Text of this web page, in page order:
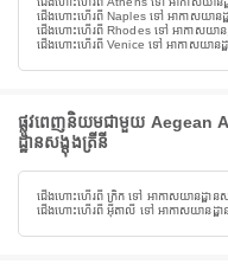
ជើងហោះហើរពី Naples ទៅ អាកាសយានដ្
ជើងហោះហើរពី Rhodes ទៅ អាកាសយានដ្
ជើងហោះហើរពី Venice ទៅ អាកាសយានដ្ឋ
ផ្លូវពេញនិយមជាមួយ Aegean
ដ្ឋានសង្តុងត្រីនី
ជើងហោះហើរពី ក្រិក ទៅ អាកាសយានដ្ឋានស
ជើងហោះហើរពី អ៊ីតាលី ទៅ អាកាសយានដ្ឋា